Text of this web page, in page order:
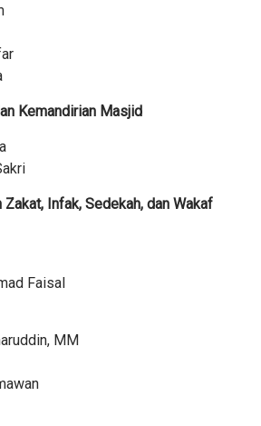
Kemandirian Masjid
Infak, Sedekah, dan Wakaf
Faisal
MM